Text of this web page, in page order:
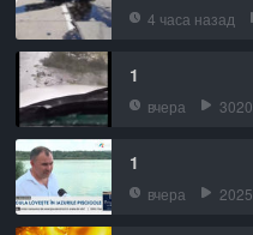
4 часа назад
1
вчера 3020
1
вчера 2025